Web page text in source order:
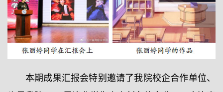
本期成果汇报会特别邀请了我院校企合作单位、